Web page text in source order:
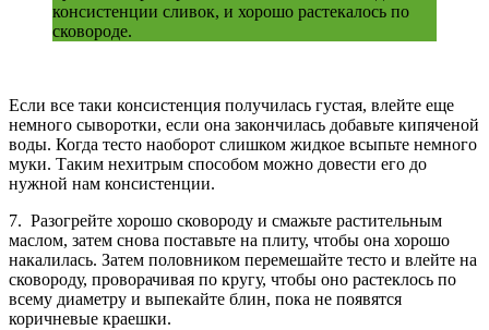
консистенции сливок, и хорошо растекалось по
сковороде.
Если все таки консистенция получилась густая, влейте еще
немного сыворотки, если она закончилась добавьте кипяченой
воды. Когда тесто наоборот слишком жидкое всыпьте немного
муки. Таким нехитрым способом можно довести его до
нужной нам консистенции.
7. Разогрейте хорошо сковороду и смажьте растительным
маслом, затем снова поставьте на плиту, чтобы она хорошо
накалилась. Затем половником перемешайте тесто и влейте на
сковороду, проворачивая по кругу, чтобы оно растеклось по
всему диаметру и выпекайте блин, пока не появятся
коричневые краешки.